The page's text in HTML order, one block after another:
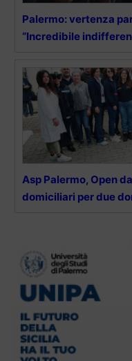
Palermo: vertenza
“Incredibile
Asp Palermo, Open
domiciliari per due